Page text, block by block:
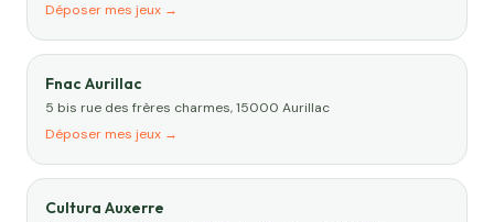
Déposer mes jeux →
Fnac Aurillac
5 bis rue des frères charmes, 15000 Aurillac
Déposer mes jeux →
Cultura Auxerre